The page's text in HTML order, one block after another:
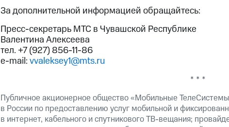
За дополнительной информацией обращайтесь:
Пресс-секретарь МТС в Чувашской Республике
Валентина Алексеева
тел. +7 (927) 856-11-86
e-mail:vvaleksey1@mts.ru
* * *
Публичное акционерное общество «Мобильные
в России по предоставлению услуг мобильной и
в интернет, кабельного и спутникового ТВ-вещания;